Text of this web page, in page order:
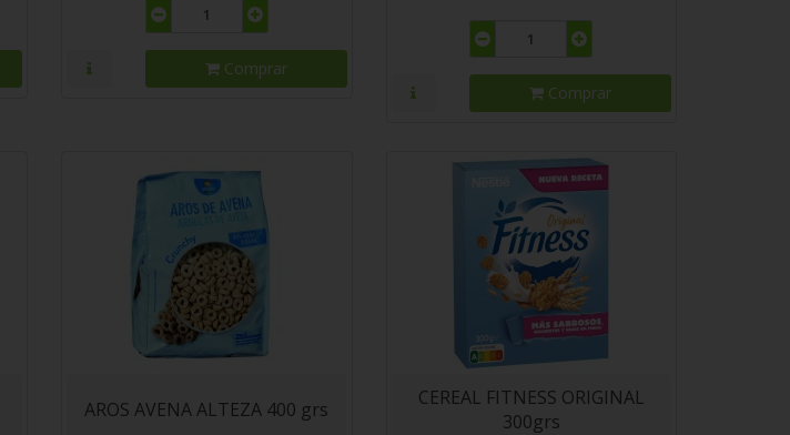
Comprar
Comprar
AROS AVENA ALTEZA 400 grs
CEREAL FITNESS ORIGINAL
300grs